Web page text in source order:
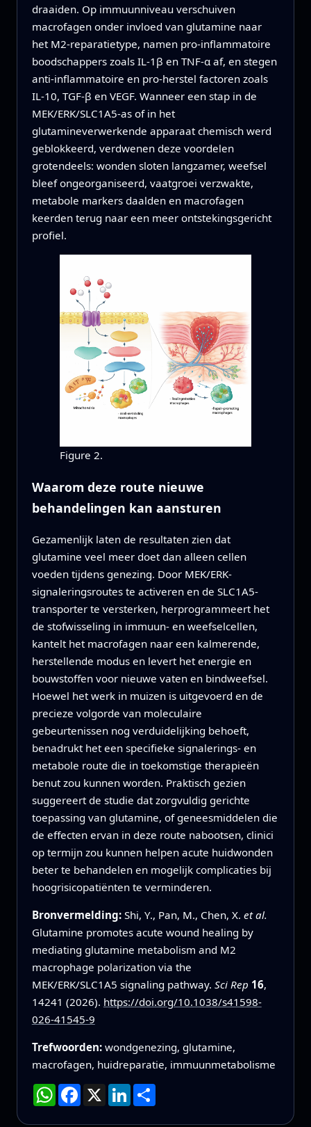
draaiden. Op immuunniveau verschuiven
macrofagen onder invloed van glutamine naar
het M2-reparatietype, namen pro-inflammatoire
boodschappers zoals IL-1β en TNF-α af, en stegen
anti-inflammatoire en pro-herstel factoren zoals
IL-10, TGF-β en VEGF. Wanneer een stap in de
MEK/ERK/SLC1A5-as of in het
glutamineverwerkende apparaat chemisch werd
geblokkeerd, verdwenen deze voordelen
grotendeels: wonden sloten langzamer, weefsel
bleef ongeorganiseerd, vaatgroei verzwakte,
metabole markers daalden en macrofagen
keerden terug naar een meer ontstekingsgericht
profiel.
Figure 2.
Waarom deze route nieuwe
behandelingen kan aansturen
Gezamenlijk laten de resultaten zien dat
glutamine veel meer doet dan alleen cellen
voeden tijdens genezing. Door MEK/ERK-
signaleringsroutes te activeren en de SLC1A5-
transporter te versterken, herprogrammeert het
de stofwisseling in immuun- en weefselcellen,
kantelt het macrofagen naar een kalmerende,
herstellende modus en levert het energie en
bouwstoffen voor nieuwe vaten en bindweefsel.
Hoewel het werk in muizen is uitgevoerd en de
precieze volgorde van moleculaire
gebeurtenissen nog verduidelijking behoeft,
benadrukt het een specifieke signalerings- en
metabole route die in toekomstige therapieën
benut zou kunnen worden. Praktisch gezien
suggereert de studie dat zorgvuldig gerichte
toepassing van glutamine, of geneesmiddelen die
de effecten ervan in deze route nabootsen, clinici
op termijn zou kunnen helpen acute huidwonden
beter te behandelen en mogelijk complicaties bij
hoogrisicopatiënten te verminderen.
Bronvermelding: Shi, Y., Pan, M., Chen, X. et al.
Glutamine promotes acute wound healing by
mediating glutamine metabolism and M2
macrophage polarization via the
MEK/ERK/SLC1A5 signaling pathway. Sci Rep 16,
14241 (2026). https://doi.org/10.1038/s41598-
026-41545-9
Trefwoorden: wondgenezing, glutamine,
macrofagen, huidreparatie, immuunmetabolisme
WhatsApp
Facebook
X LinkedIn
Deel